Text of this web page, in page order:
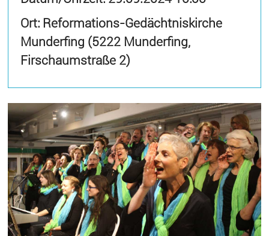
Ort: Reformations-Gedächtniskirche
Munderfing (5222 Munderfing,
Firschaumstraße 2)